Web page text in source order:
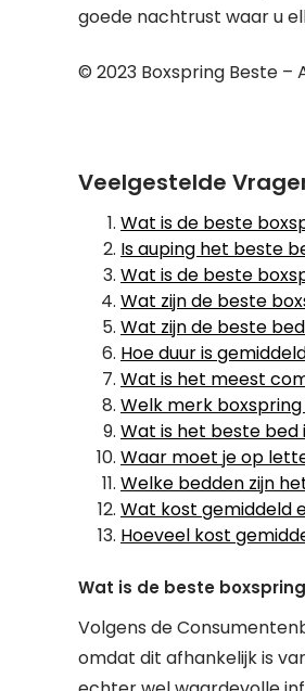
goede nachtrust waar u
© 2023 Boxspring Beste
Veelgestelde
Wat is de beste
Is auping het beste
Wat is de beste
Wat zijn de beste
Wat zijn de beste
Hoe duur is
Wat is het meest
Welk merk
Wat is het beste bed
Waar moet je op
Welke bedden zijn
Wat kost gemiddeld
Hoeveel kost
Wat is de beste
Volgens de
omdat dit afhankelijk is